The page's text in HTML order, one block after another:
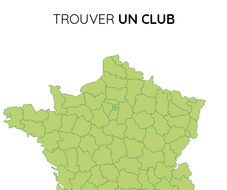
TROUVER UN CLUB